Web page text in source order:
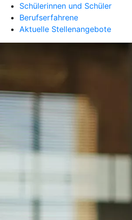
Schülerinnen und Schüler
Berufserfahrene
Aktuelle Stellenangebote